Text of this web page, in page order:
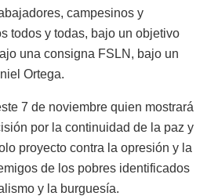
campesinos y
todos y todas, bajo un objetivo
una consigna FSLN, bajo un
Ortega.
7 de noviembre quien mostrará
por la continuidad de la paz y
proyecto contra la opresión y la
de los pobres identificados
y la burguesía.